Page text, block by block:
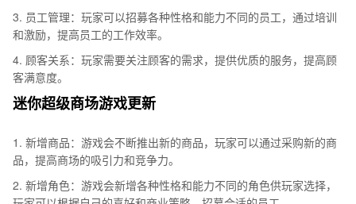
3. 员工管理：玩家可以招募各种性格和能力不同的员工，通过培训
和激励，提高员工的工作效率。
4. 顾客关系：玩家需要关注顾客的需求，提供优质的服务，提高顾
客满意度。
迷你超级商场游戏更新
1. 新增商品：游戏会不断推出新的商品，玩家可以通过采购新的商
品，提高商场的吸引力和竞争力。
2. 新增角色：游戏会新增各种性格和能力不同的角色供玩家选择，